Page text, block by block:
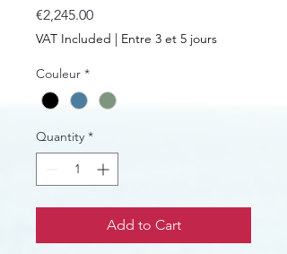
€2,245.00Price
VAT Included | Entre 3 et 5 jours
Couleur *
Quantity *
Add to Cart